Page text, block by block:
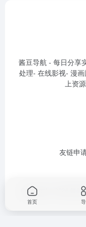
酱豆导航 - 每日分享
处理- 在线影视- 漫
上资
友链申
Copyright © 2026 酱豆
首页